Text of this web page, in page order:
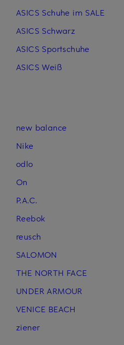
ASICS Schuhe im SALE
ASICS Schwarz
ASICS Sportschuhe
ASICS Weiß
new balance
Nike
odlo
On
P.A.C.
Reebok
reusch
SALOMON
THE NORTH FACE
UNDER ARMOUR
VENICE BEACH
ziener